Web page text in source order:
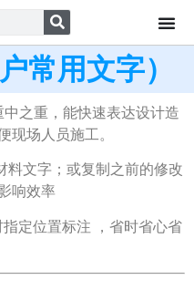
常用文字）
之重，能快速表达设计造
现场人员施工。
文字；或复制之前的修改
响效率
定位置标注 ，省时省心省